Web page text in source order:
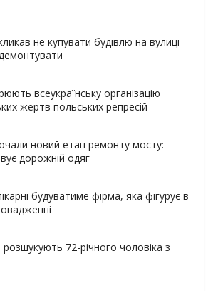
не купувати будівлю на вулиці
демонтувати
всеукраїнську організацію
жертв польських репресій
новий етап ремонту мосту:
дорожній одяг
будуватиме фірма, яка фігурує в
72-річного чоловіка з